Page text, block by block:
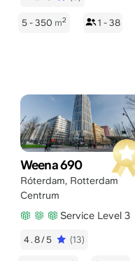
5 - 350 m2 1 - 38
Weena 690
Róterdam, Rotterdam
Centrum
Service Level 3
4.8/5 (13)